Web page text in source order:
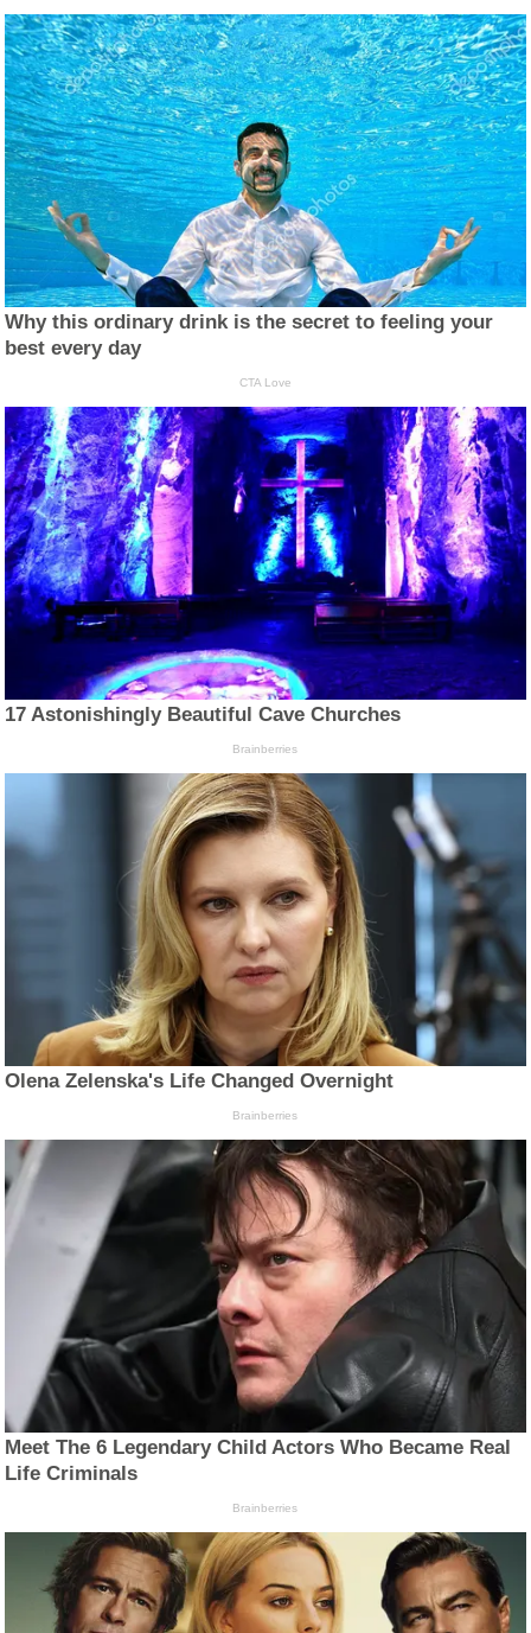
Why this ordinary drink is the secret to feeling your
best every day
CTA Love
17 Astonishingly Beautiful Cave Churches
Brainberries
Olena Zelenska's Life Changed Overnight
Brainberries
Meet The 6 Legendary Child Actors Who Became Real
Life Criminals
Brainberries